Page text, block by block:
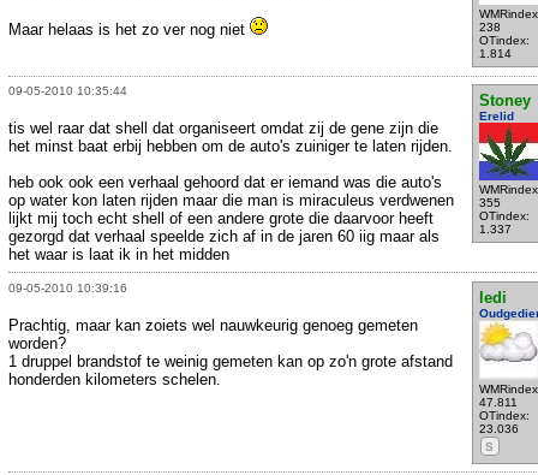
238
OTindex:
1.814
Maar helaas is het zo ver nog niet
09-05-2010 10:35:44
Stoney
Erelid
355
OTindex:
1.337
tis wel raar dat shell dat organiseert omdat zij de gene zijn die
het minst baat erbij hebben om de auto's zuiniger te laten rijden.
heb ook ook een verhaal gehoord dat er iemand was die auto's
op water kon laten rijden maar die man is miraculeus verdwenen
lijkt mij toch echt shell of een andere grote die daarvoor heeft
gezorgd dat verhaal speelde zich af in de jaren 60 iig maar als
het waar is laat ik in het midden
09-05-2010 10:39:16
ledi
47.811
OTindex:
23.036
S
Prachtig, maar kan zoiets wel nauwkeurig genoeg gemeten
worden?
1 druppel brandstof te weinig gemeten kan op zo'n grote afstand
honderden kilometers schelen.